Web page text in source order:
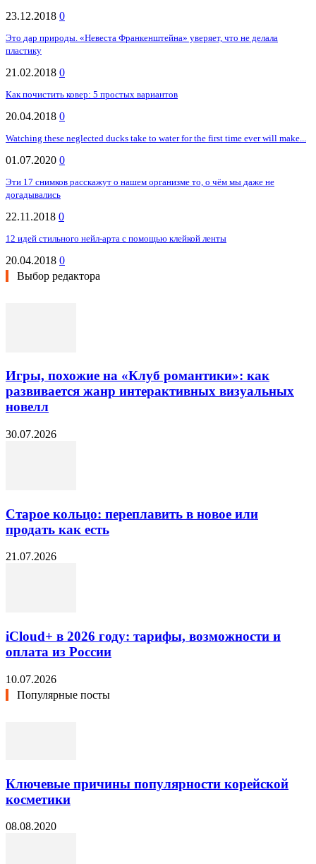
23.12.2018 0
Это дар природы. «Невеста Франкенштейна» уверяет, что не делала
пластику
21.02.2018 0
Как почистить ковер: 5 простых вариантов
20.04.2018 0
Watching these neglected ducks take to water for the first time ever will make...
01.07.2020 0
Эти 17 снимков расскажут о нашем организме то, о чём мы даже не
догадывались
22.11.2018 0
12 идей стильного нейл-арта с помощью клейкой ленты
20.04.2018 0
Выбор редактора
Игры, похожие на «Клуб романтики»: как
развивается жанр интерактивных визуальных
новелл
30.07.2026
Старое кольцо: переплавить в новое или
продать как есть
21.07.2026
iCloud+ в 2026 году: тарифы, возможности и
оплата из России
10.07.2026
Популярные посты
Ключевые причины популярности корейской
косметики
08.08.2020